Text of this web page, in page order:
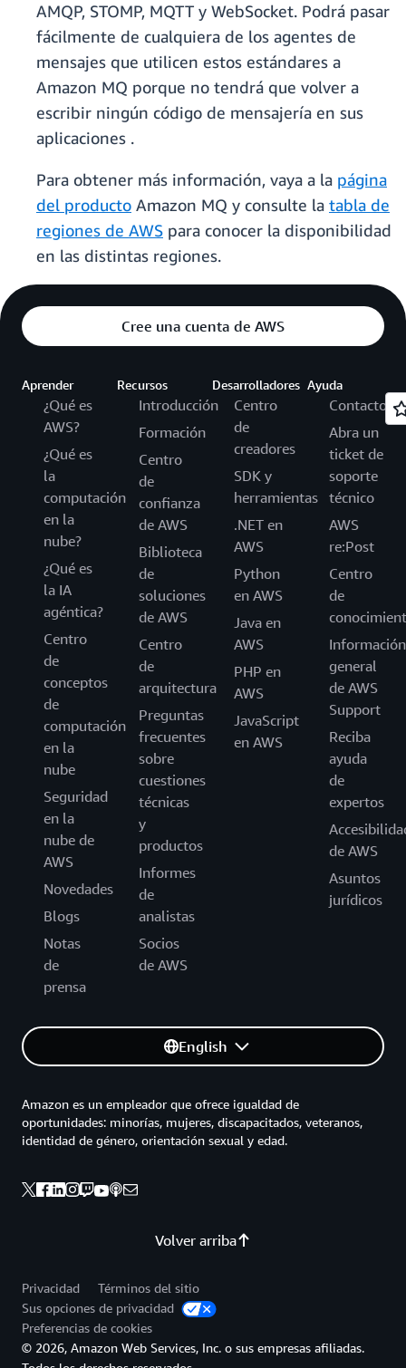
AMQP, STOMP, MQTT y WebSocket. Podrá pasar
fácilmente de cualquiera de los agentes de
mensajes que utilicen estos estándares a
Amazon MQ porque no tendrá que volver a
escribir ningún código de mensajería en sus
aplicaciones .
Para obtener más información, vaya a la página
del producto Amazon MQ y consulte la tabla de
regiones de AWS para conocer la disponibilidad
en las distintas regiones.
Cree una cuenta de AWS
Aprender
¿Qué es
AWS?
¿Qué es
la
computación
en la
nube?
¿Qué es
la IA
agéntica?
Centro
de
conceptos
de
computación
en la
nube
Seguridad
en la
nube de
AWS
Novedades
Blogs
Notas
de
prensa
Recursos
Introducción
Formación
Centro
de
confianza
de AWS
Biblioteca
de
soluciones
de AWS
Centro
de
arquitectura
Preguntas
frecuentes
sobre
cuestiones
técnicas
y
productos
Informes
de
analistas
Socios
de AWS
Desarrolladores
Centro
de
creadores
SDK y
herramientas
.NET en
AWS
Python
en AWS
Java en
AWS
PHP en
AWS
JavaScript
en AWS
Ayuda
Contacto
Abra un
ticket de
soporte
técnico
AWS
re:Post
Centro
de
Información
general
de AWS
Support
Reciba
ayuda
de
expertos
de AWS
Asuntos
jurídicos
English
Volver arriba
Amazon es un empleador que ofrece igualdad de
oportunidades: minorías, mujeres, discapacitados, veteranos,
identidad de género, orientación sexual y edad.
Privacidad
Términos del sitio
Sus opciones de privacidad
Preferencias de cookies
© 2026, Amazon Web Services, Inc. o sus empresas afiliadas.